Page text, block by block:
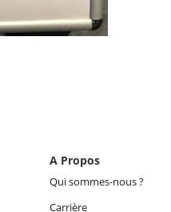
A Propos
Qui sommes-nous ?
Carrière